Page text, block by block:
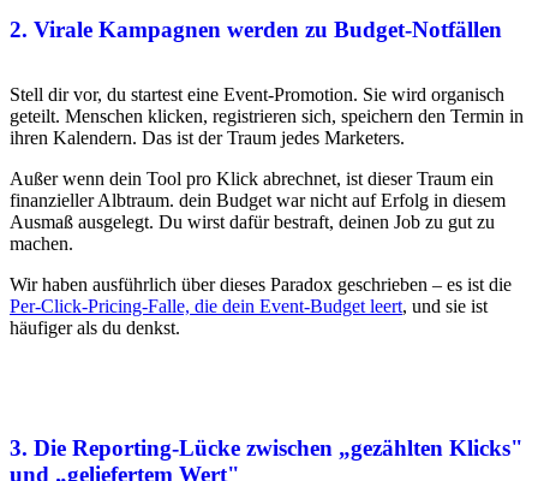
2. Virale Kampagnen werden zu Budget-Notfällen
Stell dir vor, du startest eine Event-Promotion. Sie wird organisch
geteilt. Menschen klicken, registrieren sich, speichern den Termin in
ihren Kalendern. Das ist der Traum jedes Marketers.
Außer wenn dein Tool pro Klick abrechnet, ist dieser Traum ein
finanzieller Albtraum. dein Budget war nicht auf Erfolg in diesem
Ausmaß ausgelegt. Du wirst dafür bestraft, deinen Job zu gut zu
machen.
Wir haben ausführlich über dieses Paradox geschrieben – es ist die
Per-Click-Pricing-Falle, die dein Event-Budget leert, und sie ist
häufiger als du denkst.
3. Die Reporting-Lücke zwischen „gezählten Klicks"
und „geliefertem Wert"